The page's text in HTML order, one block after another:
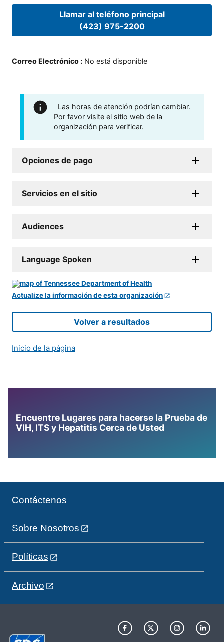
Llamar al teléfono principal
(423) 975-2200
Correo Electrónico : No está disponible
Las horas de atención podrían cambiar.
Por favor visite el sitio web de la
organización para verificar.
Opciones de pago
Servicios en el sitio
Audiences
Language Spoken
Actualize la información de esta organización
Volver a resultados
Inicio de la página
Encuentre Lugares para hacerse la Prueba de
VIH, ITS y Hepatitis Cerca de Usted
Contáctenos
Sobre Nosotros
Políticas
Archivo